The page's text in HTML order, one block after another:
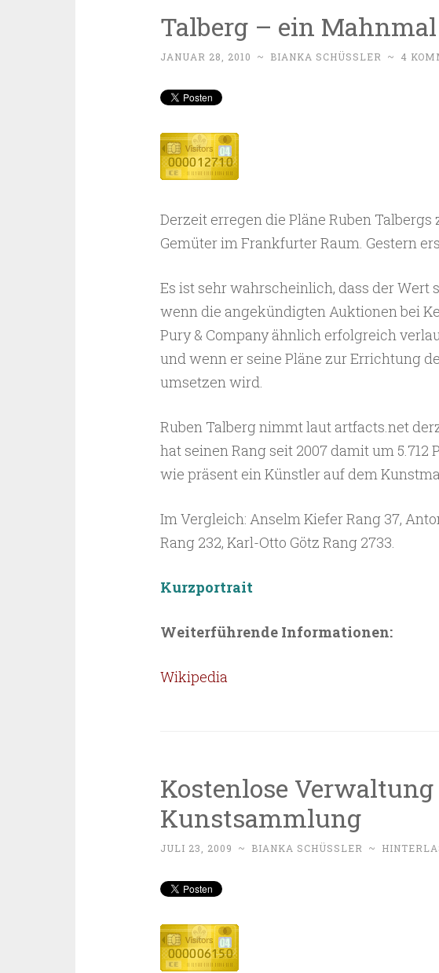
Talberg – ein
JANUAR 28, 2010 ~ BIANKA SCHÜSSLER ~ 4
Derzeit erregen die Pläne Ruben
Gemüter im Frankfurter Raum. Gestern
Es ist sehr wahrscheinlich, dass der
wenn die angekündigten Auktionen bei
Pury & Company ähnlich erfolgreich
und wenn er seine Pläne zur Errichtung
umsetzen wird.
Ruben Talberg nimmt laut artfacts.net
hat seinen Rang seit 2007 damit um 5.712
wie präsent ein Künstler auf dem
Im Vergleich: Anselm Kiefer Rang 37,
Rang 232, Karl-Otto Götz Rang 2733.
Kurzportrait
Weiterführende Informationen:
Wikipedia
Kostenlose
Kunstsammlung
JULI 23, 2009 ~ BIANKA SCHÜSSLER ~